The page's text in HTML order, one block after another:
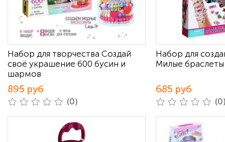
Набор для творчества Создай
своё украшение 600 бусин и
шармов
895 руб
(0)
Набор для
Милые браслеты
685 руб